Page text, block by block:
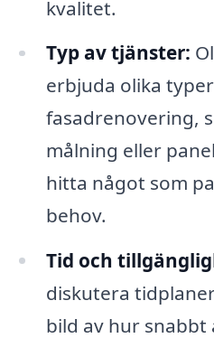
kvalitet.
Typ av tjänster:
erbjuda olika
fasadrenovering,
målning eller
hitta något som
behov.
Tid och
diskutera
bild av hur